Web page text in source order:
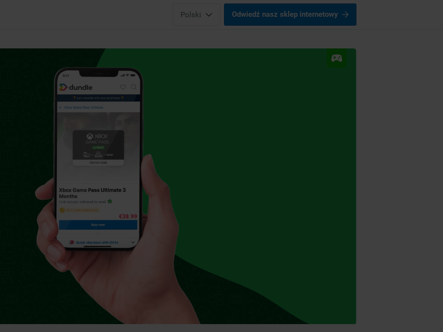
Polski Odwiedź nasz sklep internetowy